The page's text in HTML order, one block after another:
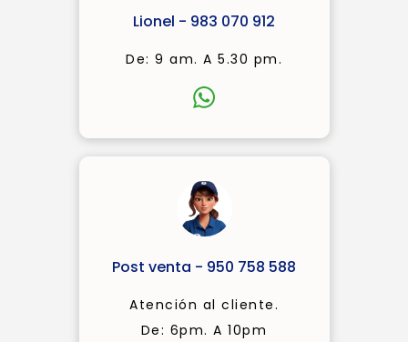
Lionel - 983 070 912
De: 9 am. A 5.30 pm.
Post venta - 950 758 588
Atención al cliente.
De: 6pm. A 10pm